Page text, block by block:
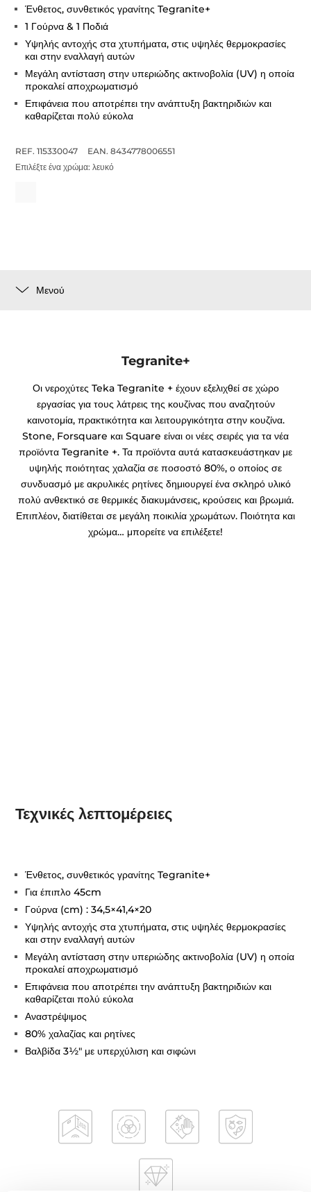
Ένθετος, συνθετικός γρανίτης Tegranite+
1 Γούρνα & 1 Ποδιά
Υψηλής αντοχής στα χτυπήματα, στις υψηλές θερμοκρασίες
και στην εναλλαγή αυτών
Μεγάλη αντίσταση στην υπεριώδης ακτινοβολία (UV) η οποία
προκαλεί αποχρωματισμό
Επιφάνεια που αποτρέπει την ανάπτυξη βακτηριδιών και
καθαρίζεται πολύ εύκολα
REF. 115330047
EAN. 8434778006551
Επιλέξτε ένα χρώμα:λευκό
Μενού
Tegranite+
Οι νεροχύτες Teka Tegranite + έχουν εξελιχθεί σε χώρο
εργασίας για τους λάτρεις της κουζίνας που αναζητούν
καινοτομία, πρακτικότητα και λειτουργικότητα στην κουζίνα.
Stone, Forsquare και Square είναι οι νέες σειρές για τα νέα
προϊόντα Tegranite +. Τα προϊόντα αυτά κατασκευάστηκαν με
υψηλής ποιότητας χαλαζία σε ποσοστό 80%, ο οποίος σε
συνδυασμό με ακρυλικές ρητίνες δημιουργεί ένα σκληρό υλικό
πολύ ανθεκτικό σε θερμικές διακυμάνσεις, κρούσεις και βρωμιά.
Επιπλέον, διατίθεται σε μεγάλη ποικιλία χρωμάτων. Ποιότητα και
χρώμα… μπορείτε να επιλέξετε!
Τεχνικές λεπτομέρειες
Ένθετος, συνθετικός γρανίτης Tegranite+
Για έπιπλο 45cm
Γούρνα (cm) : 34,5×41,4×20
Υψηλής αντοχής στα χτυπήματα, στις υψηλές θερμοκρασίες
και στην εναλλαγή αυτών
Μεγάλη αντίσταση στην υπεριώδης ακτινοβολία (UV) η οποία
προκαλεί αποχρωματισμό
Επιφάνεια που αποτρέπει την ανάπτυξη βακτηριδιών και
καθαρίζεται πολύ εύκολα
Αναστρέψιμος
80% χαλαζίας και ρητίνες
Βαλβίδα 3½" με υπερχύλιση και σιφώνι